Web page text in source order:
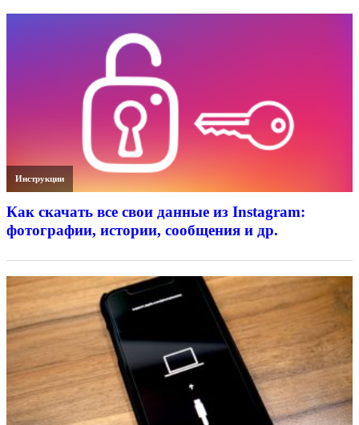
Инструкции
Как скачать все свои данные из Instagram:
фотографии, истории, сообщения и др.